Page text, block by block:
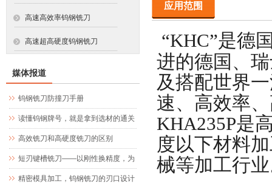
高速高效率钨钢铣刀
高速超高硬度钨钢铣刀
媒体报道
钨钢铣刀防撞刀手册
读懂钨钢牌号，就是拿到选材的通关
文牒
高效铣刀和高硬度铣刀的区别
短刃键槽铣刀——以刚性换精度，为
精密键槽加工而生
精密模具加工，钨钢铣刀的刃口设计
应用范围
“KHC”是德
进的德国、
及搭配世界
速、高效率
KHA235P是
度以下材料
械等加工行